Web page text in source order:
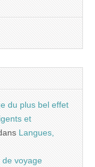
du plus bel effet
et
Langues,
voyage